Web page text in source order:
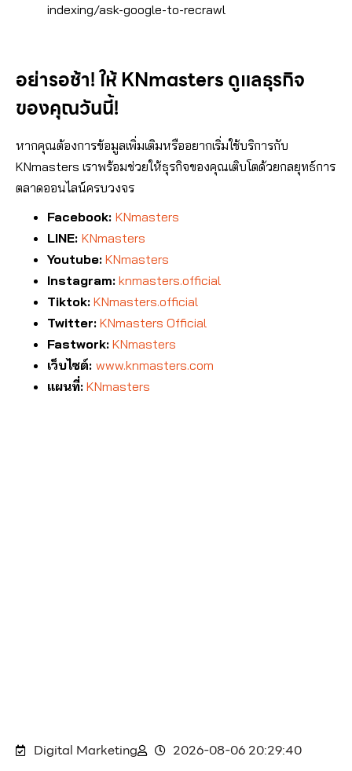
indexing/ask-google-to-recrawl
อย่ารอช้า! ให้ KNmasters ดูแลธุรกิจ
ของคุณวันนี้!
หากคุณต้องการข้อมูลเพิ่มเติมหรืออยากเริ่มใช้บริการกับ
KNmasters เราพร้อมช่วยให้ธุรกิจของคุณเติบโตด้วยกลยุทธ์การ
ตลาดออนไลน์ครบวงจร
Facebook: KNmasters
LINE: KNmasters
Youtube: KNmasters
Instagram: knmasters.official
Tiktok: KNmasters.official
Twitter: KNmasters Official
Fastwork: KNmasters
เว็บไซต์: www.knmasters.com
แผนที่: KNmasters
Digital Marketing 2026-08-06 20:29:40